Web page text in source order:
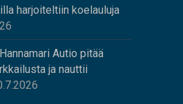
harjoiteltiin koelauluja
Autio pitää
ja nauttii